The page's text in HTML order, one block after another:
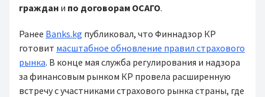
граждан и по договорам ОСАГО.
Ранее Banks.kg публиковал, что Финнадзор КР
готовит масштабное обновление правил страхового
рынка. В конце мая служба регулирования и надзора
за финансовым рынком КР провела расширенную
встречу с участниками страхового рынка страны, где